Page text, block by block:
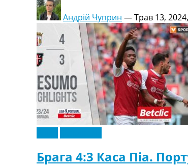
Андрій Чуприн —Трав 13,
Брага 4:3 Каса Піа.